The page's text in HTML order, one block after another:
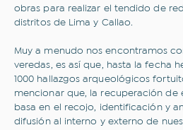
obras para realizar el tendido de
distritos de Lima y Callao.
Muy a menudo nos encontramos
veredas, es así que, hasta la fecha
1000 hallazgos arqueológicos
mencionar que, la recuperación de
basa en el recojo, identificación y
difusión al interno y externo de